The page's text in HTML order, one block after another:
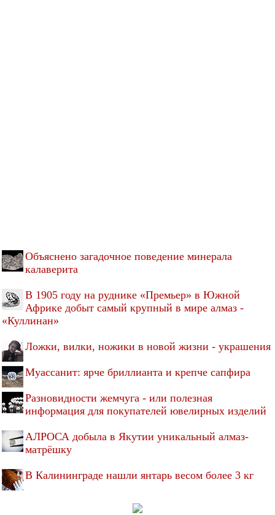
Объяснено загадочное поведение минерала
калаверита
В 1905 году на руднике «Премьер» в Южной
Африке добыт самый крупный в мире алмаз -
«Куллинан»
Ложки, вилки, ножики в новой жизни - украшения
Муассанит: ярче бриллианта и крепче сапфира
Разновидности жемчуга - или полезная
информация для покупателей ювелирных изделий
АЛРОСА добыла в Якутии уникальный алмаз-
матрёшку
В Калининграде нашли янтарь весом более 3 кг